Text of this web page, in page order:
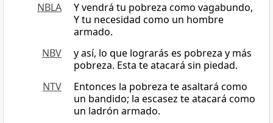
NBLA
Y vendrá tu pobreza como vagabundo,
Y tu necesidad como un hombre
armado.
NBV
y así, lo que lograrás es pobreza y más
pobreza. Esta te atacará sin piedad.
NTV
Entonces la pobreza te asaltará como
un bandido; la escasez te atacará como
un ladrón armado.